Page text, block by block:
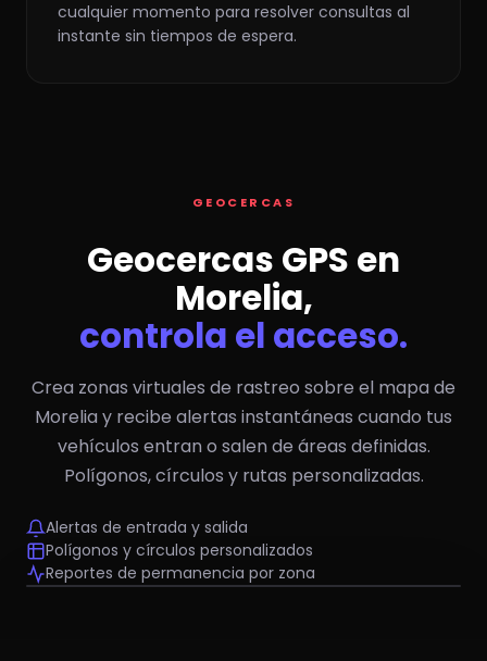
cualquier momento para resolver consultas al
instante sin tiempos de espera.
GEOCERCAS
Geocercas GPS en
Morelia,
controla el acceso.
Crea zonas virtuales de rastreo sobre el mapa de
Morelia y recibe alertas instantáneas cuando tus
vehículos entran o salen de áreas definidas.
Polígonos, círculos y rutas personalizadas.
Alertas de entrada y salida
Polígonos y círculos personalizados
Reportes de permanencia por zona